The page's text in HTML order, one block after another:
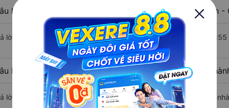
hỏi: Mỗi ngày có bao nhiêu chuyến xe khách Chư Păh -
lời: Trung bình mỗi ngày có khoảng 2 chuyến xe bắt đầu từ
hỏi: Nhà xe đi Chư Păh - Gia Lai Ninh Bình nào khởi
lời: Chuyến xe có giờ xuất phát sớm nhất vào lúc 10:55 là của